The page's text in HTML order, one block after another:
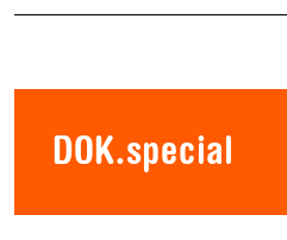
DOK.special